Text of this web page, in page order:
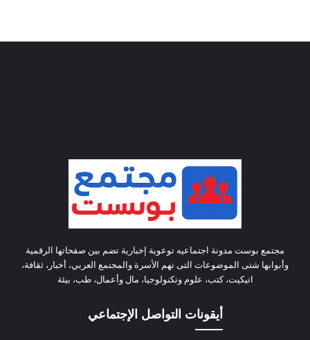
مجتمع بوست مدونة اجتماعيه توعوية إخبارية تضم بين صفحاتها الرقمية
وأبوابها شتى الموضوعات التى تهم الأسرة والمجتمع العربي، أخبار، ثقافة،
اتيكيت، كتب، علوم وتكنولوجيا، مال وأعمال، طب، بيئة
أيقونات التواصل الإجتماعي